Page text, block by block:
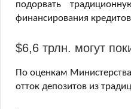
подорвать
финансирования
$6,6 трлн. могут
По оценкам
отток депозитов из